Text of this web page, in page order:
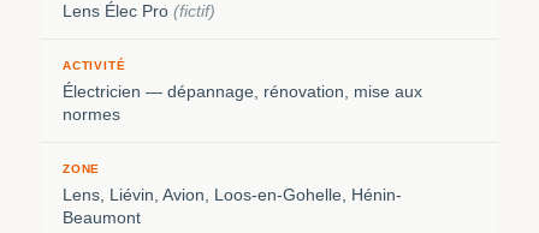
Lens Élec Pro (fictif)
ACTIVITÉ
Électricien — dépannage, rénovation, mise aux
normes
ZONE
Lens, Liévin, Avion, Loos-en-Gohelle, Hénin-
Beaumont